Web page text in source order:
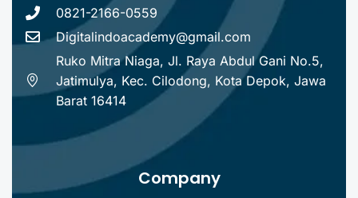
0821-2166-0559
Digitalindoacademy@gmail.com
Ruko Mitra Niaga, Jl. Raya Abdul Gani No.5,
Jatimulya, Kec. Cilodong, Kota Depok, Jawa
Barat 16414
Company